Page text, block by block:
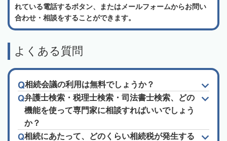
れている電話するボタン、またはメールフォームからお問い
合わせ・相談をすることができます。
よくある質問
相続会議の利用は無料でしょうか？
弁護士検索・税理士検索・司法書士検索、どの
機能を使って専門家に相談すればいいでしょう
か？
相続にあたって、どのくらい相続税が発生する